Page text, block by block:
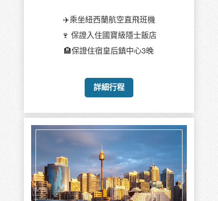
✈️乘坐紐西蘭航空直飛班機
🍷 保證入住國寶級隱士飯店
🏨保證住宿皇后鎮中心3晚
詳細行程